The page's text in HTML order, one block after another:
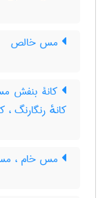
مس خالص
کانۀ بنفش
کانهٔ رنگارنگ
مس خام ،